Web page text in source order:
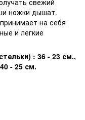
ножки дышат.
на себя
и легкие
: 36 - 23 см.,
- 25 см.